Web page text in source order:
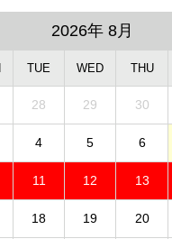
2026年 8月
TUE WED THU
28 29 30
4 5 6
11 12 13
18 19 20